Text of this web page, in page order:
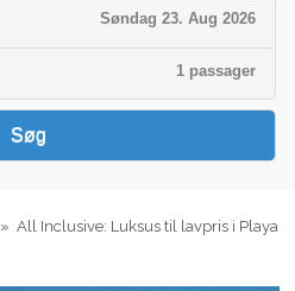
» All Inclusive: Luksus til lavpris i Playa